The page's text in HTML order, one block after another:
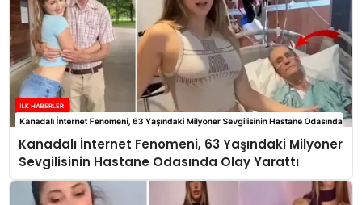
Kanadalı İnternet Fenomeni, 63 Yaşındaki Milyoner
Sevgilisinin Hastane Odasında Olay Yarattı